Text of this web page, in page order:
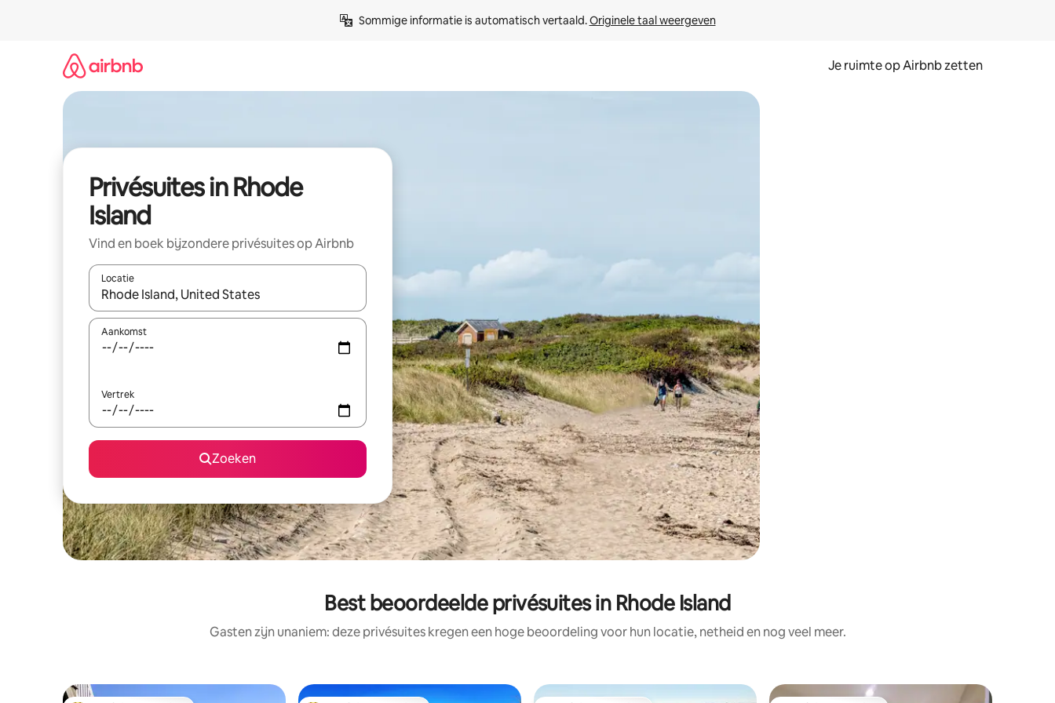
Sommige informatie is automatisch vertaald. Originele taal weergeven
Je ruimte op Airbnb zetten
Privésuites in Rhode
Island
Vind en boek bijzondere privésuites op Airbnb
Locatie
Wanneer er suggesties beschikbaar zijn, maak je een keuze met je de pijltjestoetsen omhoog en omlaag, óf door te tikken of swipen.
Aankomst
Vertrek
Zoeken
Best beoordeelde privésuites in Rhode Island
Gasten zijn unaniem: deze privésuites kregen een hoge beoordeling voor hun locatie, netheid en nog veel meer.